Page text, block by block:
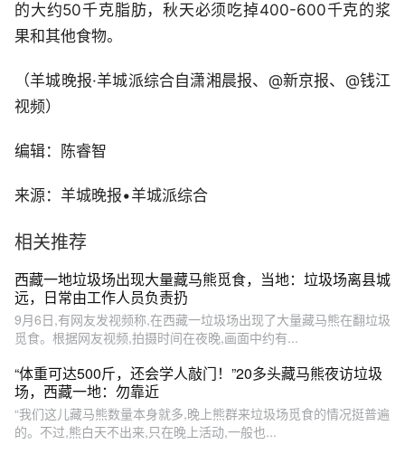
的大约50千克脂肪，秋天必须吃掉400-600千克的浆
果和其他食物。
（羊城晚报·羊城派综合自潇湘晨报、@新京报、@钱江
视频）
编辑：陈睿智
来源：羊城晚报•羊城派综合
相关推荐
西藏一地垃圾场出现大量藏马熊觅食，当地：垃圾场离县城
远，日常由工作人员负责扔
9月6日,有网友发视频称,在西藏一垃圾场出现了大量藏马熊在翻垃圾
觅食。根据网友视频,拍摄时间在夜晚,画面中约有...
“体重可达500斤，还会学人敲门！”20多头藏马熊夜访垃圾
场，西藏一地：勿靠近
“我们这儿藏马熊数量本身就多,晚上熊群来垃圾场觅食的情况挺普遍
的。不过,熊白天不出来,只在晚上活动,一般也...